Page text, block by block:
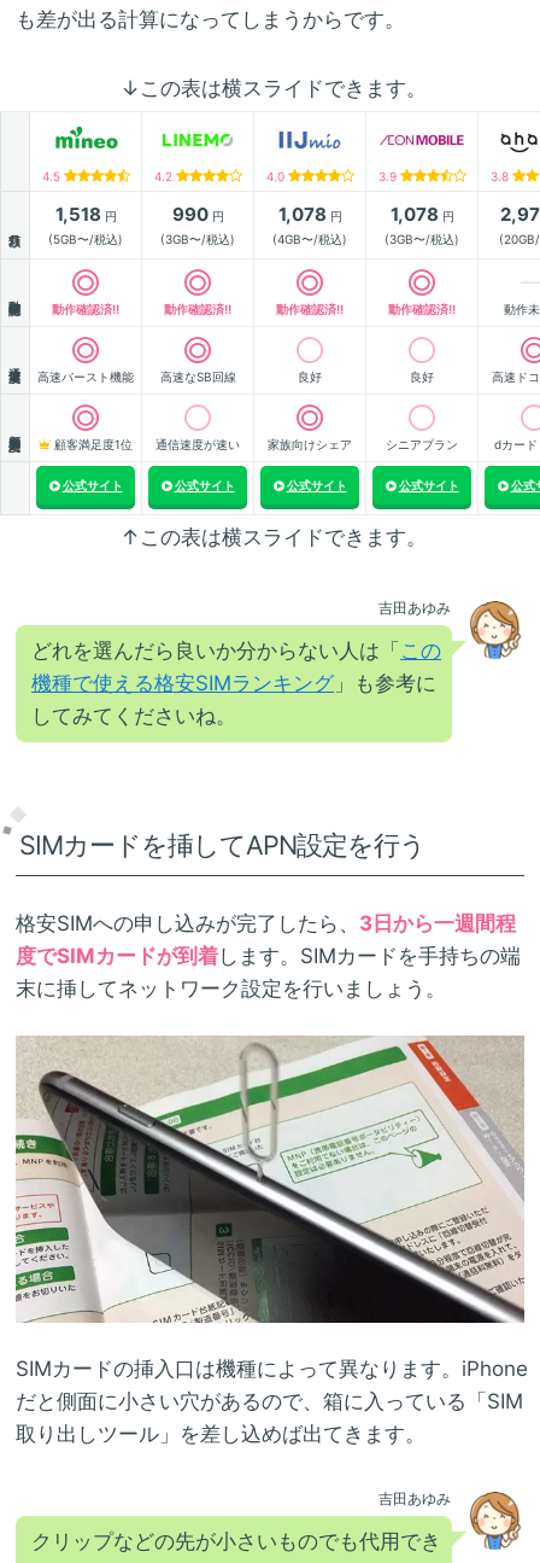
も差が出る計算になってしまうからです。
↓この表は横スライドできます。
4.5 4.2 4.0 3.9 3.8
1,518 円
(5GB〜/税込)
990円
(3GB〜/税込)
1,078 円
(4GB〜/税込)
1,078 円
(3GB〜/税込)
動作確認済!! 動作確認済!! 動作確認済!! 動作確認済!! 動作
高速バースト機能 高速なSB回線 良好 良好 高速ド
顧客満足度1位 通信速度が速い 家族向けシェア シニアプラン dカード
公式サイト 公式サイト 公式サイト 公式サイト 公式
↑この表は横スライドできます。
吉田あゆみ
どれを選んだら良いか分からない人は「 この
機種で使える格安SIMランキング 」も参考に
してみてくださいね。
SIMカードを挿してAPN設定を行う
格安SIMへの申し込みが完了したら、 3日から一週間程
度でSIMカードが到着します。SIMカードを手持ちの端
末に挿してネットワーク設定を行いましょう。
SIMカードの挿入口は機種によって異なります。iPhone
だと側面に小さい穴があるので、箱に入っている「SIM
取り出しツール」を差し込めば出てきます。
吉田あゆみ
クリップなどの先が小さいものでも代用でき